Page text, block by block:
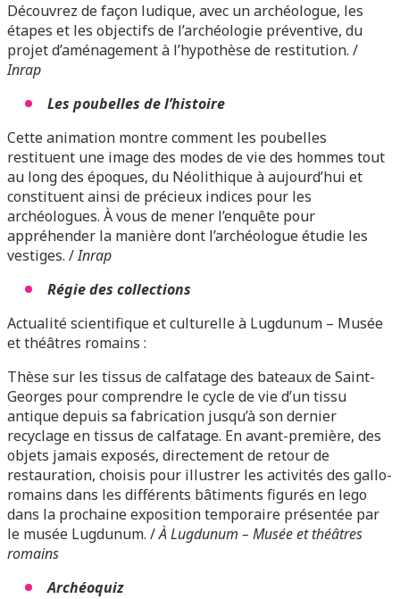
Découvrez de façon ludique, avec un archéologue, les
étapes et les objectifs de l’archéologie préventive, du
projet d’aménagement à l’hypothèse de restitution. /
Inrap
Les poubelles de l’histoire
Cette animation montre comment les poubelles
restituent une image des modes de vie des hommes tout
au long des époques, du Néolithique à aujourd’hui et
constituent ainsi de précieux indices pour les
archéologues. À vous de mener l’enquête pour
appréhender la manière dont l’archéologue étudie les
vestiges. /Inrap
Régie des collections
Actualité scientifique et culturelle à Lugdunum – Musée
et théâtres romains :
Thèse sur les tissus de calfatage des bateaux de Saint-
Georges pour comprendre le cycle de vie d’un tissu
antique depuis sa fabrication jusqu’à son dernier
recyclage en tissus de calfatage. En avant-première, des
objets jamais exposés, directement de retour de
restauration, choisis pour illustrer les activités des gallo-
romains dans les différents bâtiments figurés en lego
dans la prochaine exposition temporaire présentée par
le musée Lugdunum. /À Lugdunum – Musée et théâtres
romains
Archéoquiz